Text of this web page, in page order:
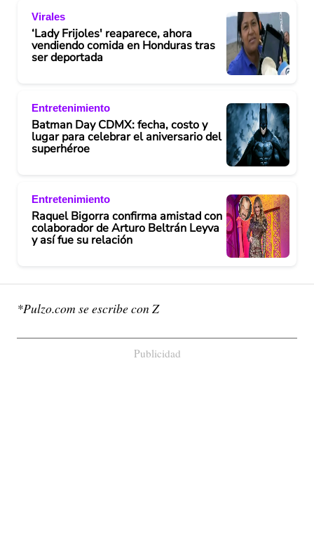
Virales
‘Lady Frijoles' reaparece, ahora
vendiendo comida en Honduras tras
ser deportada
Entretenimiento
Batman Day CDMX: fecha, costo y
lugar para celebrar el aniversario del
superhéroe
Entretenimiento
Raquel Bigorra confirma amistad con
colaborador de Arturo Beltrán Leyva
y así fue su relación
*Pulzo.com se escribe con Z
Publicidad